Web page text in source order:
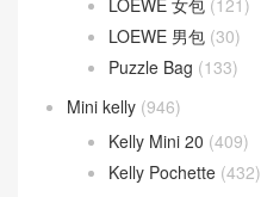
LOEWE 男包 (30)
Puzzle Bag (133)
Mini kelly (946)
Kelly Mini 20 (409)
Kelly Pochette (432)